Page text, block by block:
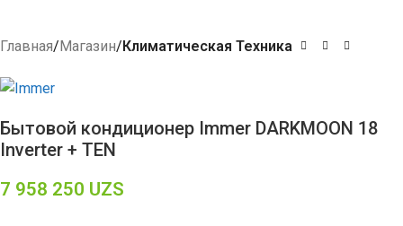
Главная Магазин Климатическая Техника
Бытовой кондиционер Immer DARKMOON 18
Inverter + TEN
7 958 250 UZS